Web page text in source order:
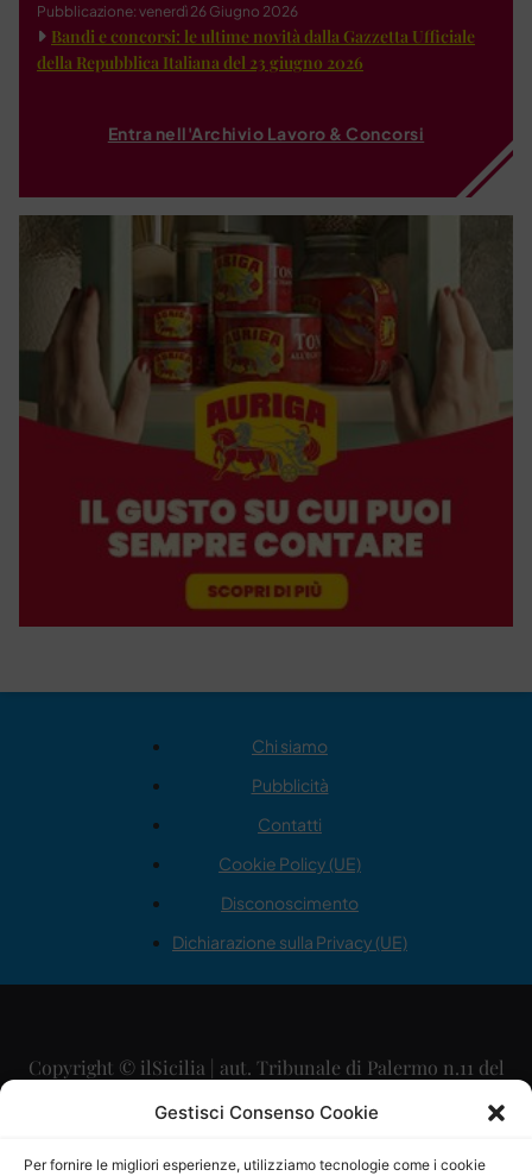
Gestisci Consenso Cookie
Per fornire le migliori esperienze, utilizziamo tecnologie come i cookie
Pubblicazione: venerdì 26 Giugno 2026
Bandi e concorsi: le ultime novità dalla Gazzetta Ufficiale
della Repubblica Italiana del 23 giugno 2026
Entra nell'Archivio Lavoro & Concorsi
Chi siamo
Pubblicità
Contatti
Cookie Policy (UE)
Disconoscimento
Dichiarazione sulla Privacy (UE)
Copyright © ilSicilia | aut. Tribunale di Palermo n.11 del
29/09/2015